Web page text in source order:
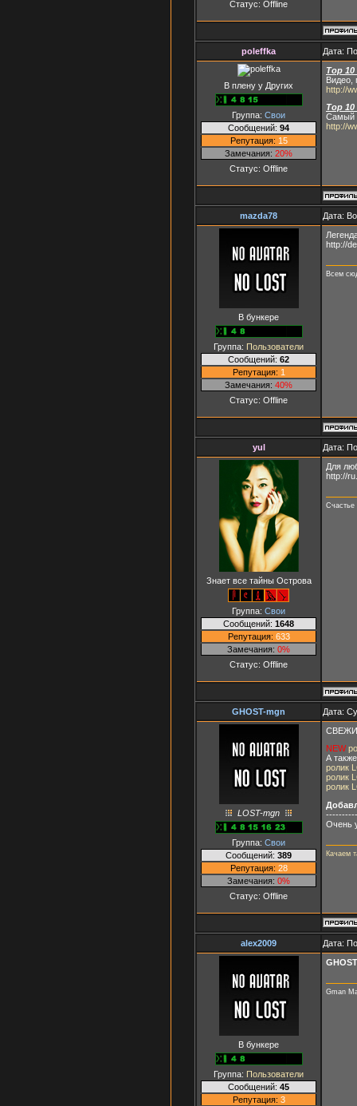
Статус: Offline
poleffka Дата:
В плену у Других
Группа: Свои
Сообщений: 94
Репутация: 15
Замечания: 20%
Статус: Offline
Top 10
Видео,
http://
Top
Самый
http://
mazda78 Дата:
В бункере
Группа: Пользователи
Сообщений: 62
Репутация: 1
Замечания: 40%
Статус: Offline
http://
Всем
yul Дата:
Знает все тайны Острова
Группа: Свои
Сообщений: 1648
Репутация: 633
Замечания: 0%
Статус: Offline
Для
http://
Счастье
GHOST-mgn Дата:
LOST-mgn
Группа: Свои
Сообщений: 389
Репутация: 28
Замечания: 0%
Статус: Offline
NEW
А
ролик
ролик
ролик
Очень
Качаем
alex2009 Дата:
В бункере
Группа: Пользователи
Сообщений: 45
Репутация: 3
Gman